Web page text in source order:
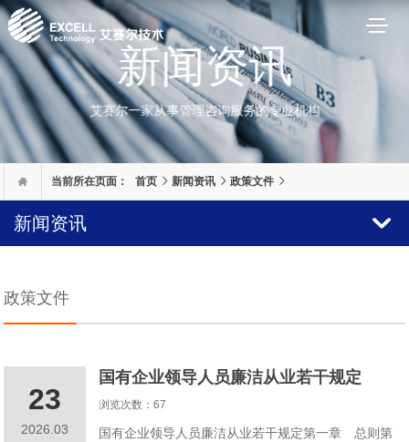
 当前所在页面： 首页 新闻资讯 政策文件
新闻资讯
政策文件
国有企业领导人员廉洁从业若干规定
浏览次数：67
国有企业领导人员廉洁从业若干规定第一章 总则第
23
2026.03